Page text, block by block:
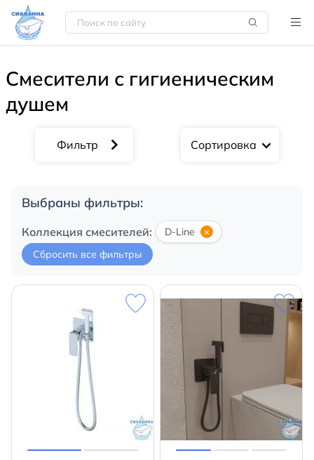
Смесители с гигиеническим
душем
Сортировка
Выбраны фильтры:
Коллекция смесителей: D-Line
×
Сбросить все фильтры